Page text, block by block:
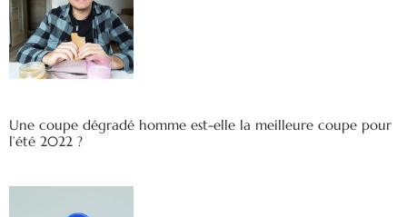
Une coupe dégradé homme est-elle la meilleure coupe pour
l’été 2022 ?